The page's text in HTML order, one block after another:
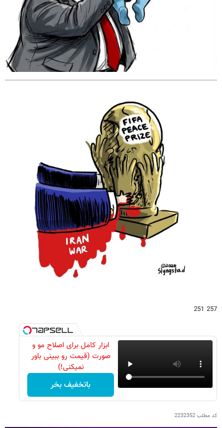
257 251
ابزار کامل برای اصلاح مو و
صورت (قیمت رو ببینی باور
نمیکنی!)
باتخفیف بخر
کد مطلب2232352